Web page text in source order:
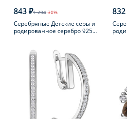
843 ₽1 204-30%
Серебряные Детские серьги
родированное серебро 925